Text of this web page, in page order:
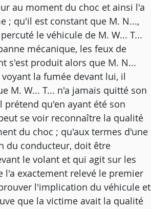
au moment du choc et ainsi l'a
; qu'il est constant que M. N...,
le véhicule de M. W... T...
mécanique, les feux de
s'est produit alors que M. N...
la fumée devant lui, il
M. W... T... n'a jamais quitté son
qu'en ayant été son
se voir reconnaître la qualité
du choc ; qu'aux termes d'une
du conducteur, doit être
le volant et qui agit sur les
l'a exactement relevé le premier
l'implication du véhicule et
que la victime avait la qualité